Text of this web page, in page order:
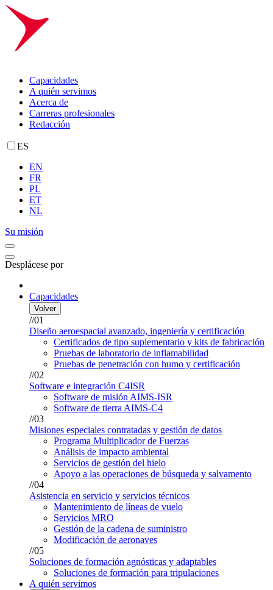
Capacidades
A quién servimos
Acerca de
Carreras profesionales
Redacción
ES
EN
FR
PL
ET
NL
Su misión
Desplácese por
Capacidades
Volver
//01
Diseño aeroespacial avanzado, ingeniería y certificación
Certificados de tipo suplementario y kits de fabricación
Pruebas de laboratorio de inflamabilidad
Pruebas de penetración con humo y certificación
//02
Software e integración C4ISR
Software de misión AIMS-ISR
Software de tierra AIMS-C4
//03
Misiones especiales contratadas y gestión de datos
Programa Multiplicador de Fuerzas
Análisis de impacto ambiental
Servicios de gestión del hielo
Apoyo a las operaciones de búsqueda y salvamento
//04
Asistencia en servicio y servicios técnicos
Mantenimiento de líneas de vuelo
Servicios MRO
Gestión de la cadena de suministro
Modificación de aeronaves
//05
Soluciones de formación agnósticas y adaptables
Soluciones de formación para tripulaciones
A quién servimos